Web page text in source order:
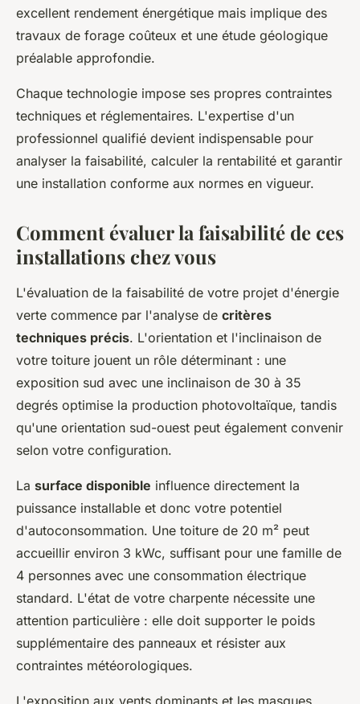
excellent rendement énergétique mais implique des
travaux de forage coûteux et une étude géologique
préalable approfondie.
Chaque technologie impose ses propres contraintes
techniques et réglementaires. L'expertise d'un
professionnel qualifié devient indispensable pour
analyser la faisabilité, calculer la rentabilité et garantir
une installation conforme aux normes en vigueur.
Comment évaluer la faisabilité de ces
installations chez vous
L'évaluation de la faisabilité de votre projet d'énergie
verte commence par l'analyse de critères
techniques précis. L'orientation et l'inclinaison de
votre toiture jouent un rôle déterminant : une
exposition sud avec une inclinaison de 30 à 35
degrés optimise la production photovoltaïque, tandis
qu'une orientation sud-ouest peut également convenir
selon votre configuration.
La surface disponible influence directement la
puissance installable et donc votre potentiel
d'autoconsommation. Une toiture de 20 m² peut
accueillir environ 3 kWc, suffisant pour une famille de
4 personnes avec une consommation électrique
standard. L'état de votre charpente nécessite une
attention particulière : elle doit supporter le poids
supplémentaire des panneaux et résister aux
contraintes météorologiques.
L'exposition aux vents dominants et les masques